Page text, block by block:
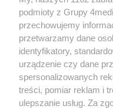
Prywatność
podmioty z Grupy
przechowujemy
przetwarzamy dane
identyfikatory,
urządzenie czy dane
spersonalizowanych
treści, pomiar reklam i
ulepszanie usług. Za